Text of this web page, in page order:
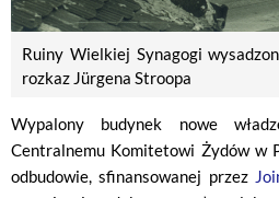
Ruiny Wielkiej Synagogi
rozkaz Jürgena Stroopa
Wypalony budynek nowe
Centralnemu Komitetowi Żydów w
odbudowie, sfinansowanej przez